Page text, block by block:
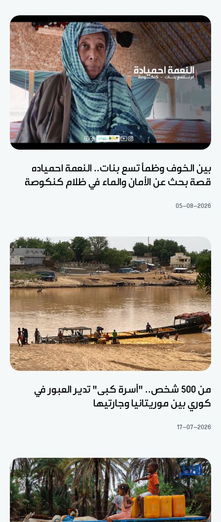
بين الخوف وظمأ تسع بنات.. النعمة احمياده
قصة بحث عن الأمان والماء في ظلام كنكوصة
05-08-2026
من 500 شخص.. "أسرة كبى" تدير العبور في
كوري بين موريتانيا وجارتيها
17-07-2026